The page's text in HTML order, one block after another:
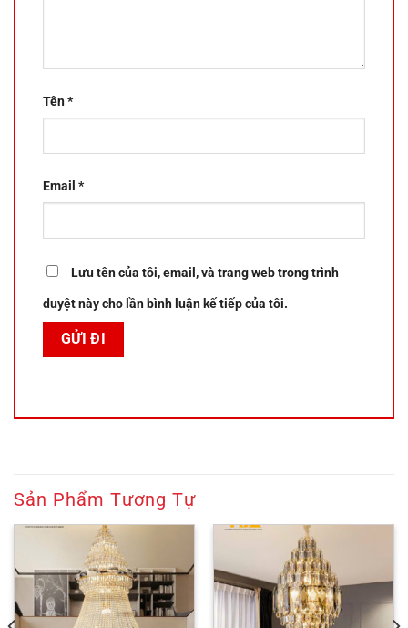
Tên*
Email *
Lưu tên của tôi, email, và trang web trong trình
duyệt này cho lần bình luận kế tiếp của tôi.
Sản Phẩm Tương Tự